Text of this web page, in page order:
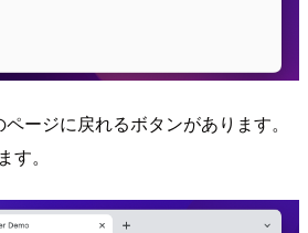
ージに戻れるボタンがあります。
す。